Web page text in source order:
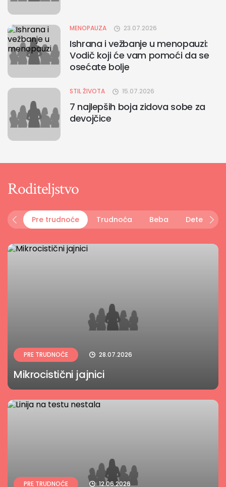
MENOPAUZA 23.07.2026
Ishrana i vežbanje u menopauzi:
Vodič koji će vam pomoći da se
osećate bolje
STIL ŽIVOTA 15.07.2026
7 najlepših boja zidova sobe za
devojčice
Roditeljstvo
Pre trudnoće Trudnoća Beba Dete
PRE TRUDNOĆE 28.07.2026
Mikrocistični jajnici
PRE TRUDNOĆE 12.06.2026